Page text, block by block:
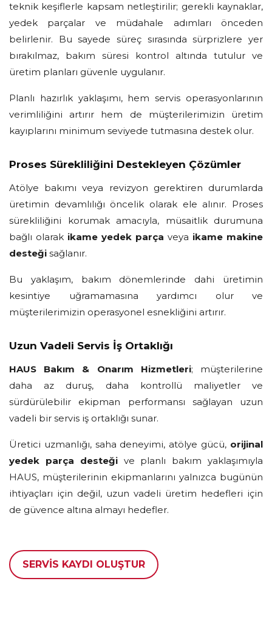
teknik keşiflerle kapsam netleştirilir; gerekli kaynaklar,
yedek parçalar ve müdahale adımları önceden
belirlenir. Bu sayede süreç sırasında sürprizlere yer
bırakılmaz, bakım süresi kontrol altında tutulur ve
üretim planları güvenle uygulanır.
Planlı hazırlık yaklaşımı, hem servis operasyonlarının
verimliliğini artırır hem de müşterilerimizin üretim
kayıplarını minimum seviyede tutmasına destek olur.
Proses Sürekliliğini Destekleyen Çözümler
Atölye bakımı veya revizyon gerektiren durumlarda
üretimin devamlılığı öncelik olarak ele alınır. Proses
sürekliliğini korumak amacıyla, müsaitlik durumuna
bağlı olarak ikame yedek parça veya ikame makine
desteği sağlanır.
Bu yaklaşım, bakım dönemlerinde dahi üretimin
kesintiye uğramamasına yardımcı olur ve
müşterilerimizin operasyonel esnekliğini artırır.
Uzun Vadeli Servis İş Ortaklığı
HAUS Bakım & Onarım Hizmetleri; müşterilerine
daha az duruş, daha kontrollü maliyetler ve
sürdürülebilir ekipman performansı sağlayan uzun
vadeli bir servis iş ortaklığı sunar.
Üretici uzmanlığı, saha deneyimi, atölye gücü, orijinal
yedek parça desteğive planlı bakım yaklaşımıyla
HAUS, müşterilerinin ekipmanlarını yalnızca bugünün
ihtiyaçları için değil, uzun vadeli üretim hedefleri için
de güvence altına almayı hedefler.
SERVİS KAYDI OLUŞTUR